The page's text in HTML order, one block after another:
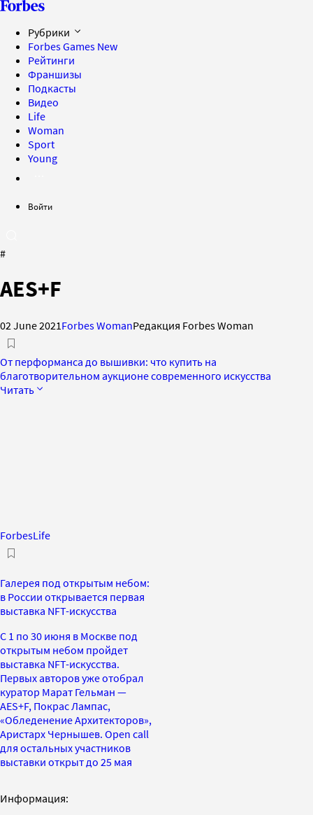
Рубрики
Forbes Games New
Рейтинги
Франшизы
Подкасты
Видео
Life
Woman
Sport
Young
Войти
#
AES+F
02 June 2021 Forbes WomanРедакция Forbes Woman
От перформанса до вышивки: что купить на
благотворительном аукционе современного искусства
Читать
ForbesLife
Галерея под открытым небом:
в России открывается первая
выставка NFT-искусства
С 1 по 30 июня в Москве под
открытым небом пройдет
выставка NFT-искусства.
Первых авторов уже отобрал
куратор Марат Гельман —
AES+F, Покрас Лампас,
«Обледенение Архитекторов»,
Аристарх Чернышев. Open call
для остальных участников
выставки открыт до 25 мая
Информация: